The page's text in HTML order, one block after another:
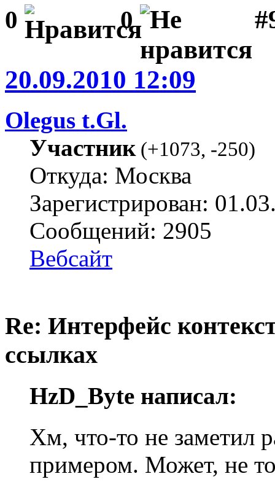
0 0
20.09.2010 12:09
Olegus t.Gl.
Участник(+1073, -250)
Откуда: Москва
Зарегистрирован:
Сообщений: 2905
Вебсайт
Re: Интерфейс
ссылках
HzD_Byte написал:
Хм, что-то не заметил
примером. Может, не